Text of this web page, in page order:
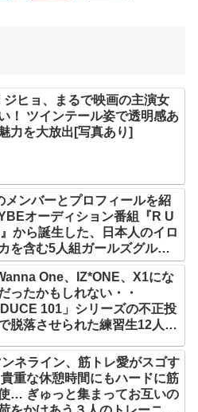
ジヒョ、まるで映画の主演女
！ ツインテール姿で透明感あ
力を大放出[写真あり]
メンバーとプロフィールを紹
オーディション番組『R U
から誕生した、日本人のイロ
を含む5人組ガールズグルー
ュー曲「Magnetic」がいき
ヒットOne、IZ*ONE、X1にな
ったかもしれない・・
101」シリーズの不正投
脱落させられた練習生12人の
ネライン、筋トレ愛がスゴす
重な休憩時間にもハードに筋
… ぎゅっと集まってお互いの